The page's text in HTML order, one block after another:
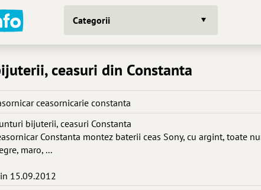
Categorii
ceasuri din Constanta
ceasornicarie constanta
bijuterii, ceasuri Constanta
Constanta montez baterii ceas Sony, cu argint, toate
maro, ...
15.09.2012